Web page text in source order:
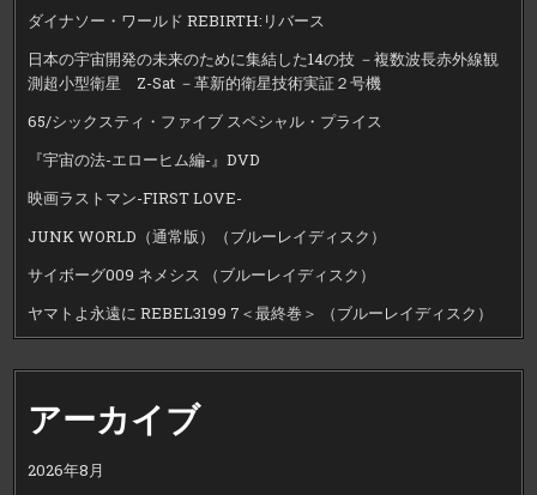
ダイナソー・ワールド REBIRTH:リバース
日本の宇宙開発の未来のために集結した14の技 －複数波長赤外線観
測超小型衛星 Z-Sat －革新的衛星技術実証２号機
65/シックスティ・ファイブ スペシャル・プライス
『宇宙の法-エローヒム編-』DVD
映画ラストマン-FIRST LOVE-
JUNK WORLD（通常版）（ブルーレイディスク）
サイボーグ009 ネメシス （ブルーレイディスク）
ヤマトよ永遠に REBEL3199 7＜最終巻＞ （ブルーレイディスク）
アーカイブ
2026年8月